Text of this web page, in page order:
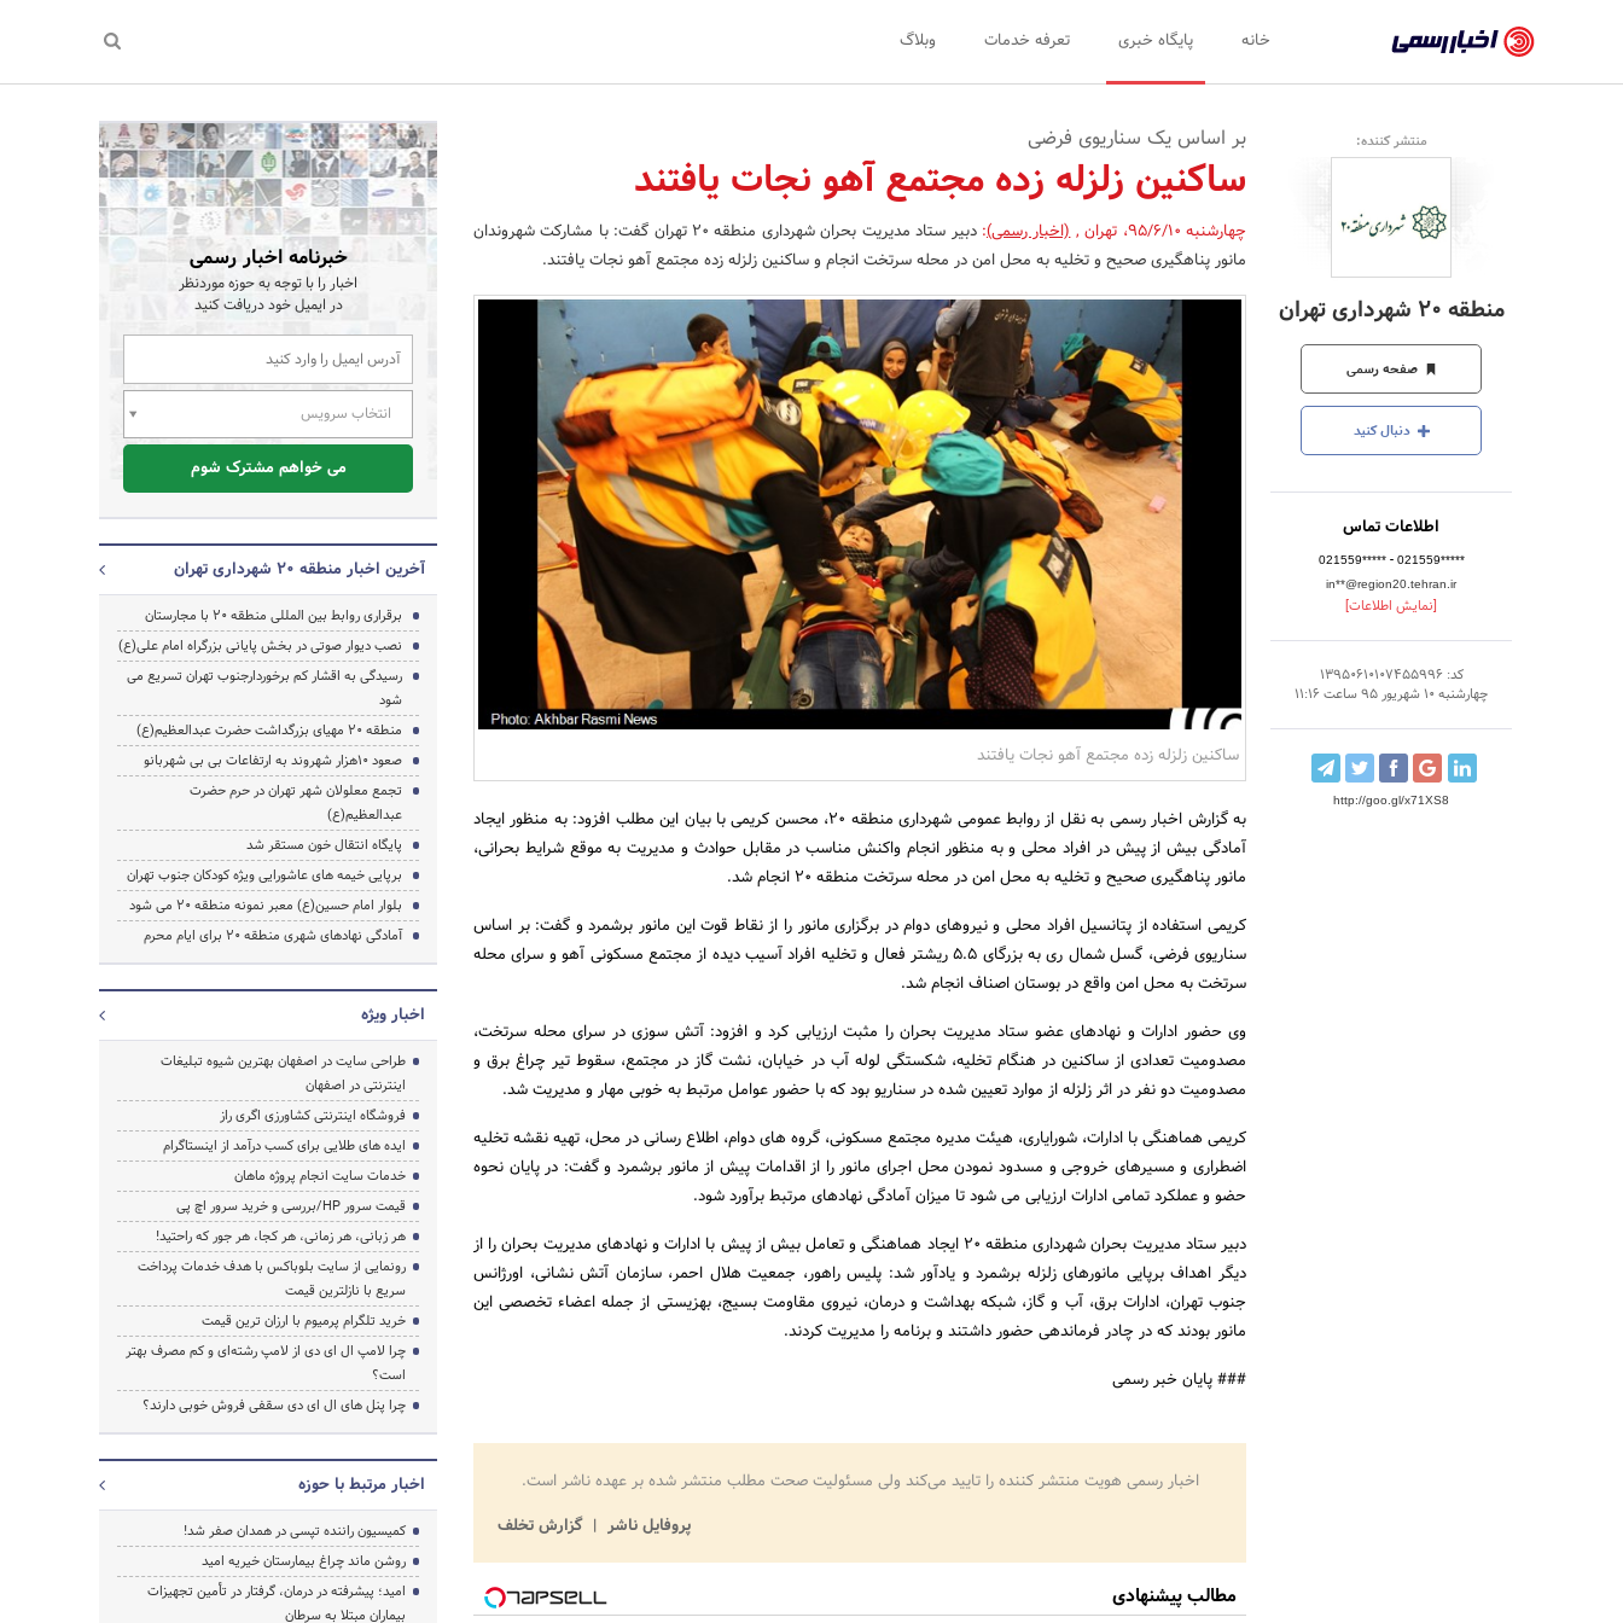
رسمی
-
اخبار
تایید
شده
شرکت‌ها،
سازمان‌ها
و
روابط
عمومی‌ها
خانه پایگاه خبری تعرفه خدمات وبلاگ
منتشر کننده:
منطقه 20 شهرداری تهران
صفحه رسمی
دنبال کنید
اطلاعات تماس
021559***** - 021559*****
in**@region20.tehran.ir
[نمایش اطلاعات]
کد: 13950610107455996
چهارشنبه 10 شهریور 95 ساعت 11:16
http://goo.gl/x71XS8
بر اساس یک سناریوی فرضی
ساکنین زلزله زده مجتمع آهو نجات یافتند
چهارشنبه 95/6/10 ، تهران ,(اخبار رسمی):
دبیر ستاد مدیریت بحران شهرداری منطقه 20 تهران گفت: با مشارکت شهروندان
مانور پناهگیری صحیح و تخلیه به محل امن در محله سرتخت انجام و ساکنین زلزله زده مجتمع آهو نجات یافتند.
ساکنین زلزله زده مجتمع آهو نجات یافتند
به گزارش اخبار رسمی به نقل از روابط عمومی شهرداری منطقه 20، محسن کریمی با بیان این مطلب افزود: به منظور ایجاد
آمادگی بیش از پیش در افراد محلی و به منظور انجام واکنش مناسب در مقابل حوادث و مدیریت به موقع شرایط بحرانی،
مانور پناهگیری صحیح و تخلیه به محل امن در محله سرتخت منطقه 20 انجام شد.
کریمی استفاده از پتانسیل افراد محلی و نیروهای دوام در برگزاری مانور را از نقاط قوت این مانور برشمرد و گفت: بر اساس
سناریوی فرضی، گسل شمال ری به بزرگای 5.5 ریشتر فعال و تخلیه افراد آسیب دیده از مجتمع مسکونی آهو و سرای محله
سرتخت به محل امن واقع در بوستان اصناف انجام شد.
وی حضور ادارات و نهادهای عضو ستاد مدیریت بحران را مثبت ارزیابی کرد و افزود: آتش سوزی در سرای محله سرتخت،
مصدومیت تعدادی از ساکنین در هنگام تخلیه، شکستگی لوله آب در خیابان، نشت گاز در مجتمع، سقوط تیر چراغ برق و
مصدومیت دو نفر در اثر زلزله از موارد تعیین شده در سناریو بود که با حضور عوامل مرتبط به خوبی مهار و مدیریت شد.
کریمی هماهنگی با ادارات، شورایاری، هیئت مدیره مجتمع مسکونی، گروه های دوام، اطلاع رسانی در محل، تهیه نقشه تخلیه
اضطراری و مسیرهای خروجی و مسدود نمودن محل اجرای مانور را از اقدامات پیش از مانور برشمرد و گفت: در پایان نحوه
حضو و عملکرد تمامی ادارات ارزیابی می شود تا میزان آمادگی نهادهای مرتبط برآورد شود.
دبیر ستاد مدیریت بحران شهرداری منطقه 20 ایجاد هماهنگی و تعامل بیش از پیش با ادارات و نهادهای مدیریت بحران را از
دیگر اهداف برپایی مانورهای زلزله برشمرد و یادآور شد: پلیس راهور، جمعیت هلال احمر، سازمان آتش نشانی، اورژانس
جنوب تهران، ادارات برق، آب و گاز، شبکه بهداشت و درمان، نیروی مقاومت بسیج، بهزیستی از جمله اعضاء تخصصی این
مانور بودند که در چادر فرماندهی حضور داشتند و برنامه را مدیریت کردند.
### پایان خبر رسمی
اخبار رسمی هویت منتشر کننده را تایید می‌کند ولی مسئولیت صحت مطلب منتشر شده بر عهده ناشر است.
پروفایل ناشر
گزارش تخلف
مطالب پیشنهادی
خبرنامه اخبار رسمی
اخبار را با توجه به حوزه موردنظر
در ایمیل خود دریافت کنید
انتخاب سرویس
می خواهم مشترک شوم
آخرین اخبار منطقه 20 شهرداری تهران
برقراری روابط بین المللی منطقه 20 با مجارستان
نصب دیوار صوتی در بخش پایانی بزرگراه امام علی(ع)
رسیدگی به اقشار کم برخوردارجنوب تهران تسریع می
شود
منطقه 20 مهیای بزرگداشت حضرت عبدالعظیم(ع)
صعود 10هزار شهروند به ارتفاعات بی بی شهربانو
تجمع معلولان شهر تهران در حرم حضرت
عبدالعظیم(ع)
پایگاه انتقال خون مستقر شد
برپایی خیمه های عاشورایی ویژه کودکان جنوب تهران
بلوار امام حسین(ع) معبر نمونه منطقه 20 می شود
آمادگی نهادهای شهری منطقه 20 برای ایام محرم
اخبار ویژه
طراحی سایت در اصفهان بهترین شیوه تبلیغات
اینترنتی در اصفهان
فروشگاه اینترنتی کشاورزی اگری راز
ایده های طلایی برای کسب درآمد از اینستاگرام
خدمات سایت انجام پروژه ماهان
قیمت سرور HP/بررسی و خرید سرور اچ پی
هر زبانی، هر زمانی، هر کجا، هر جور که راحتید!
رونمایی از سایت بلوباکس با هدف خدمات پرداخت
سریع با نازلترین قیمت
خرید تلگرام پرمیوم با ارزان ترین قیمت
چرا لامپ ال ای دی از لامپ رشته‌ای و کم مصرف بهتر
است؟
چرا پنل های ال ای دی سقفی فروش خوبی دارند؟
اخبار مرتبط با حوزه
کمیسیون راننده تپسی در همدان صفر شد!
روشن ماند چراغ بیمارستان خیریه امید
امید؛ پیشرفته در درمان، گرفتار در تأمین تجهیزات
بیماران مبتلا به سرطان